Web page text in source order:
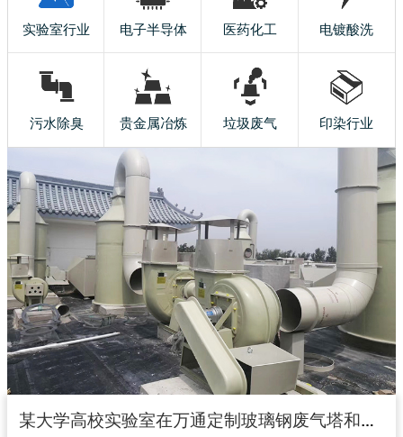
实验室行业 电子半导体 医药化工 电镀酸洗
污水除臭 贵金属冶炼 垃圾废气 印染行业
某大学高校实验室在万通定制玻璃钢废气塔和玻璃钢风机